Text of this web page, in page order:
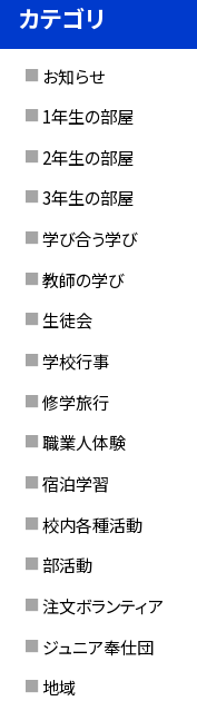
カテゴリ
お知らせ
1年生の部屋
2年生の部屋
3年生の部屋
学び合う学び
教師の学び
生徒会
学校行事
修学旅行
職業人体験
宿泊学習
校内各種活動
部活動
注文ボランティア
ジュニア奉仕団
地域